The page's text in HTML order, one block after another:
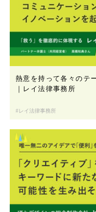
熱意を持って各々のテ
｜レイ法律事務所
レイ法律事務所